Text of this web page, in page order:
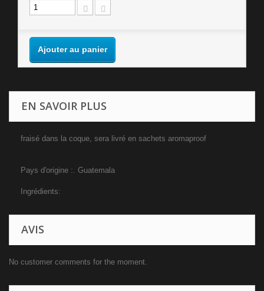
Ajouter au panier
EN SAVOIR PLUS
fraisé dans la coque, sera livré en sachets aromaproof
Pays d'origine :. Guatemala
Ingrédients:
AVIS
No customer comments for the moment.